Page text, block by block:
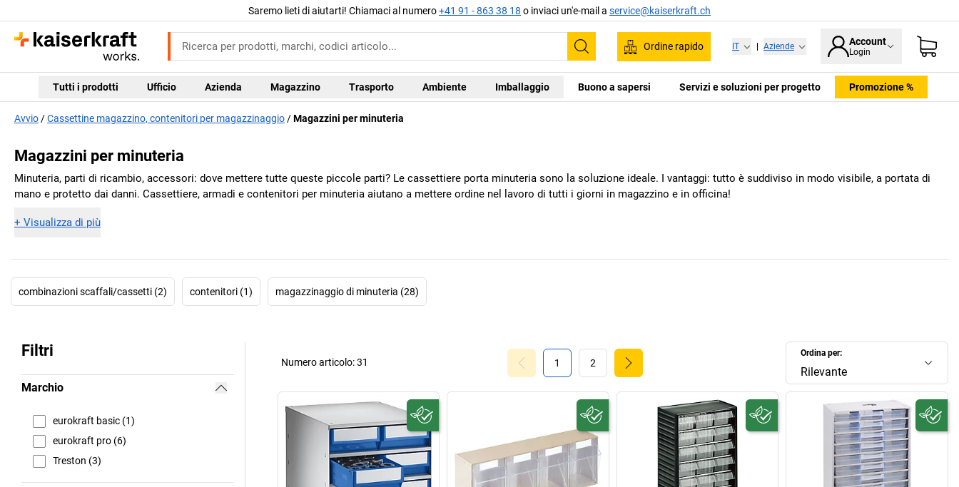
Saremo lieti di aiutarti! Chiamaci al numero+41 91 - 863 38 18 o inviaci un'e-mail a service@kaiserkraft.ch
Trova
Ordine rapido IT Aziende Account
Login
Tutti i prodotti Ufficio Azienda Magazzino Trasporto Ambiente Imballaggio Buono a sapersi Servizi e soluzioni per progetto Promozione %
Avvio Cassettine magazzino, contenitori per magazzinaggio Magazzini per minuteria
Magazzini per minuteria
Minuteria, parti di ricambio, accessori: dove mettere tutte queste piccole parti? Le cassettiere porta minuteria sono la soluzione ideale. I vantaggi: tutto è suddiviso in modo visibile, a portata di
mano e protetto dai danni. Cassettiere, armadi e contenitori per minuteria aiutano a mettere ordine nel lavoro di tutti i giorni in magazzino e in officina!
+ Visualizza di più
combinazioni scaffali/cassetti (2) contenitori (1) magazzinaggio di minuteria (28)
Filtri
Marchio
eurokraft basic (1)
eurokraft pro (6)
Treston (3)
Ordina per:
Rilevante
1 2
Numero articolo:31